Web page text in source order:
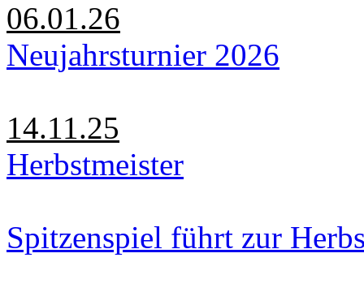
06.01.26
Neujahrsturnier 2026
14.11.25
Herbstmeister
Spitzenspiel führt zur